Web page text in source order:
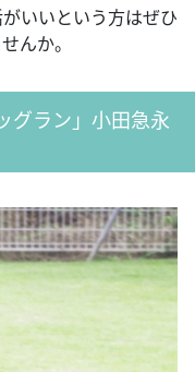
いいという方はぜひ
んか。
グラン」小田急永